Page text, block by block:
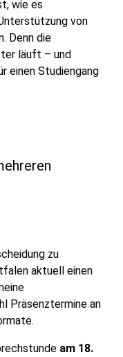
wie es
von
Denn die
läuft – und
einen Studiengang
zu
aktuell einen
Präsenztermine an
am 18.